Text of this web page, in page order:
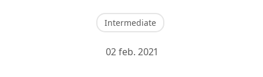
Intermediate
02 feb. 2021